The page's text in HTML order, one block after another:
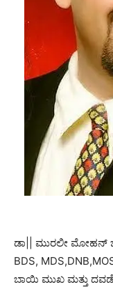
ಡಾ|| ಮುರಲೀ ಮೋಹನ್
BDS,
ಬಾಯಿ ಮುಖ ಮತ್ತು ದವಡೆ